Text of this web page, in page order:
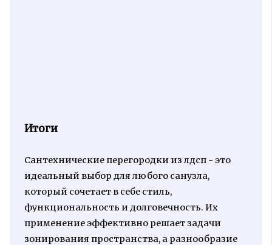
Итоги
Сантехнические перегородки из лдсп - это
идеальный выбор для любого санузла,
который сочетает в себе стиль,
функциональность и долговечность. Их
применение эффективно решает задачи
зонирования пространства, а разнообразие